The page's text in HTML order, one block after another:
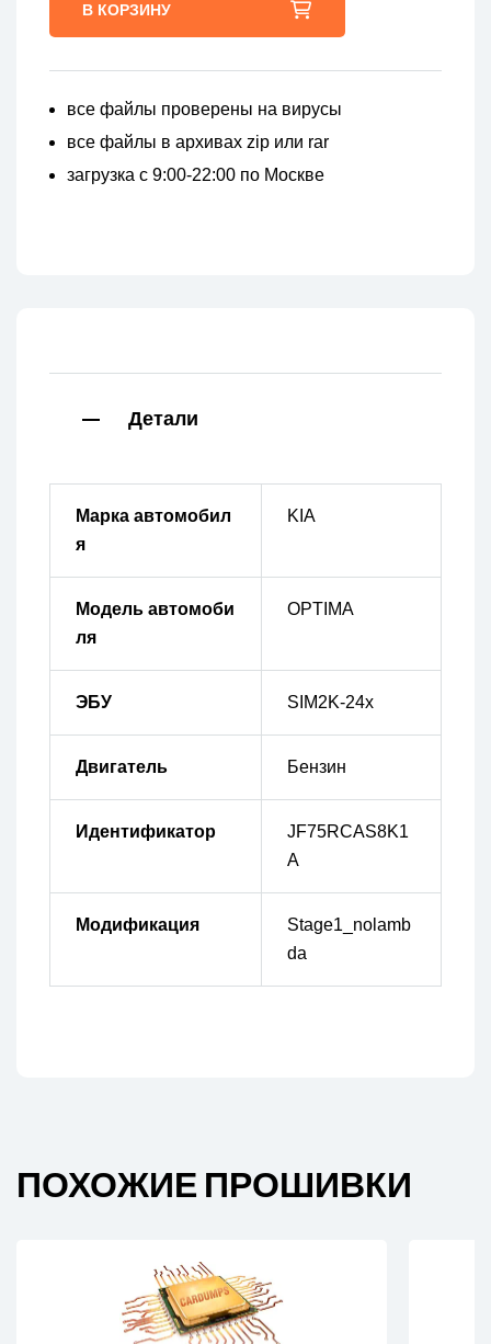
В КОРЗИНУ
все файлы проверены на вирусы
все файлы в архивах zip или rar
загрузка с 9:00-22:00 по Москве
Детали
Марка автомобил
я
KIA
Модель автомоби
ля
OPTIMA
ЭБУ SIM2K-24x
Двигатель Бензин
Идентификатор
JF75RCAS8K1
A
Модификация
Stage1_nolamb
da
ПОХОЖИЕ ПРОШИВКИ